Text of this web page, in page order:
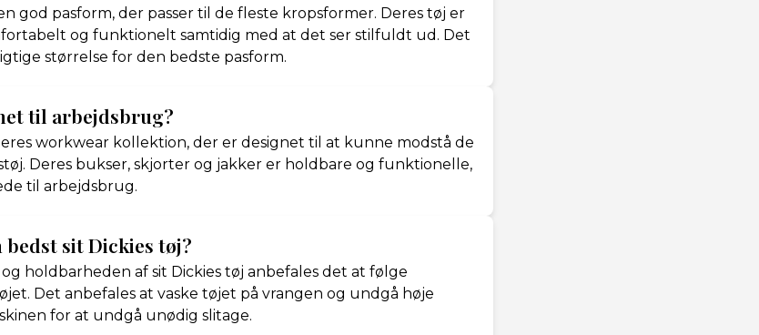
god pasform, der passer til de fleste kropsformer. Deres tøj er
og funktionelt samtidig med at det ser stilfuldt ud. Det
størrelse for den bedste pasform.
til arbejdsbrug?
workwear kollektion, der er designet til at kunne modstå de
Deres bukser, skjorter og jakker er holdbare og funktionelle,
til arbejdsbrug.
sit Dickies tøj?
holdbarheden af sit Dickies tøj anbefales det at følge
Det anbefales at vaske tøjet på vrangen og undgå høje
for at undgå unødig slitage.